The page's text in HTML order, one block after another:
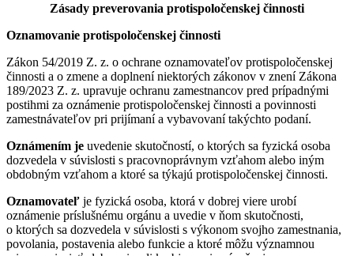
Zásady preverovania protispoločenskej činnosti
Oznamovanie protispoločenskej činnosti
Zákon 54/2019 Z. z. o ochrane oznamovateľov protispoločenskej
činnosti a o zmene a doplnení niektorých zákonov v znení Zákona
189/2023 Z. z. upravuje ochranu zamestnancov pred prípadnými
postihmi za oznámenie protispoločenskej činnosti a povinnosti
zamestnávateľov pri prijímaní a vybavovaní takýchto podaní.
Oznámením je uvedenie skutočností, o ktorých sa fyzická osoba
dozvedela v súvislosti s pracovnoprávnym vzťahom alebo iným
obdobným vzťahom a ktoré sa týkajú protispoločenskej činnosti.
Oznamovateľ je fyzická osoba, ktorá v dobrej viere urobí
oznámenie príslušnému orgánu a uvedie v ňom skutočnosti,
o ktorých sa dozvedela v súvislosti s výkonom svojho zamestnania,
povolania, postavenia alebo funkcie a ktoré môžu významnou